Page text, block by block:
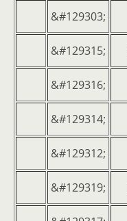
&#129303;
&#129315;
&#129316;
&#129314;
&#129312;
&#129319;